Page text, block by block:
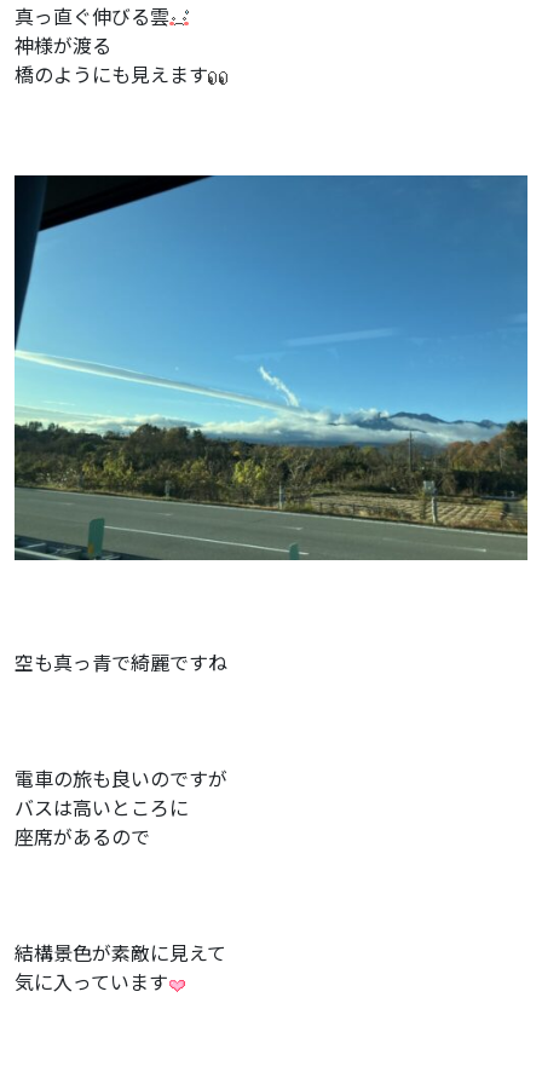
真っ直ぐ伸びる雲
神様が渡る
橋のようにも見えます
空も真っ青で綺麗ですね
電車の旅も良いのですが
バスは高いところに
座席があるので
結構景色が素敵に見えて
気に入っています